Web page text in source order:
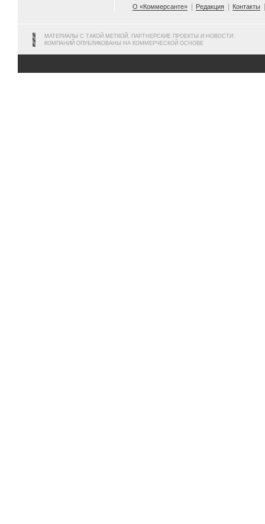
О «Коммерсанте»
Редакция Контакты
МАТЕРИАЛЫ С ТАКОЙ МЕТКОЙ, ПАРТНЕРСКИЕ ПРОЕКТЫ И НОВОСТИ
КОМПАНИЙ ОПУБЛИКОВАНЫ НА КОММЕРЧЕСКОЙ ОСНОВЕ